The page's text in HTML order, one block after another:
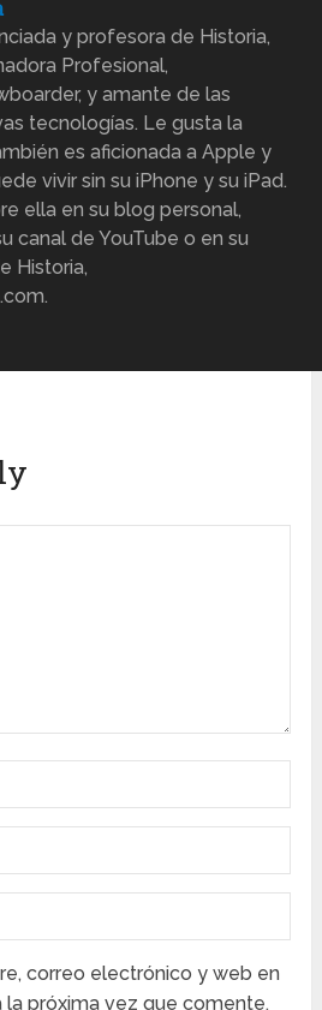
y profesora de Historia,
Profesional,
y amante de las
tecnologías. Le gusta la
es aficionada a Apple y
vivir sin su iPhone y su iPad.
ella en su blog personal,
canal de YouTube o en su
Historia,
correo electrónico y web en
la próxima vez que comente.